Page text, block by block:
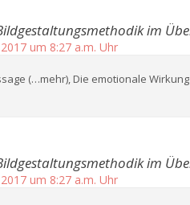
im
um 8:27 a.m. Uhr
(…mehr), Die emotionale
im
um 8:27 a.m. Uhr